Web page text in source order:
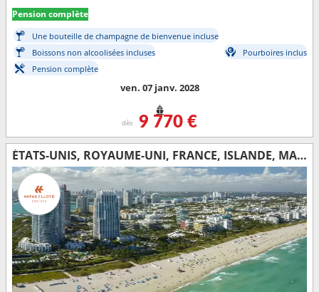
Pension complète
Une bouteille de champagne de bienvenue incluse
Boissons non alcoolisées incluses
Pourboires inclus
Pension complète
ven. 07 janv. 2028
dès 9 770 €
ÉTATS-UNIS, ROYAUME-UNI, FRANCE, ISLANDE, MARTINIQUE, SAINTE-LUCIE, BARBADE, SAINT VINCENT-ET-LES-GRENADINES, BONAIRE